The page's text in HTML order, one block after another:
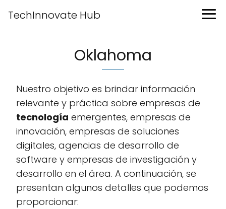
TechInnovate Hub
Oklahoma
Nuestro objetivo es brindar información
relevante y práctica sobre empresas de
tecnología emergentes, empresas de
innovación, empresas de soluciones
digitales, agencias de desarrollo de
software y empresas de investigación y
desarrollo en el área. A continuación, se
presentan algunos detalles que podemos
proporcionar: